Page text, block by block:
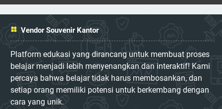
Vendor Souvenir Kantor
Platform edukasi yang dirancang untuk membuat proses
belajar menjadi lebih menyenangkan dan interaktif! Kami
percaya bahwa belajar tidak harus membosankan, dan
setiap orang memiliki potensi untuk berkembang dengan
cara yang unik.